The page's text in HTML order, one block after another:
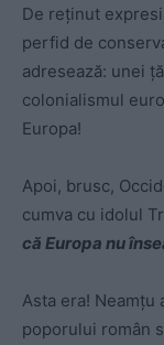
De reținut
perfid de
adresează: unei
colonialismul
Europa!
Apoi, brusc,
cumva cu idolul
că Europa nu
Asta era! Neamțu
poporului român